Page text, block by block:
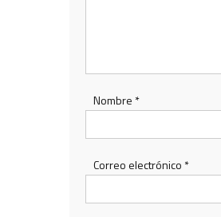
Nombre *
Correo electrónico *